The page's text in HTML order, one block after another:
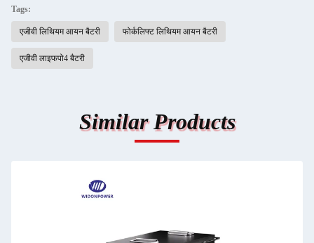
Tags:
एजीवी लिथियम आयन बैटरी फोर्कलिफ्ट लिथियम आयन बैटरी
एजीवी लाइफपो4 बैटरी
Similar Products